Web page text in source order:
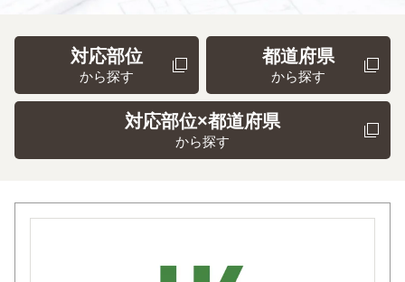
対応部位
から探す
都道府県
から探す
対応部位×都道府県
から探す